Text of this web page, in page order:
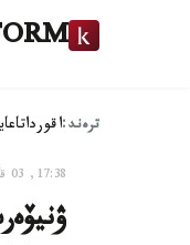
ترەند:اقوردا
17:38, 03 قاڭتار 2017